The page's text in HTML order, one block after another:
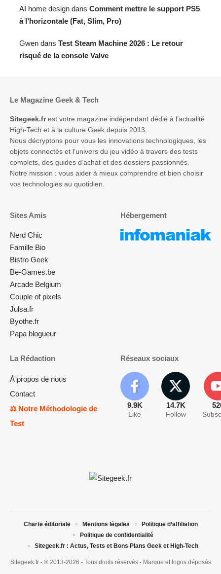
AI home design dans Comment mettre le support PS5
à l’horizontale (Fat, Slim, Pro)
Gwen dans Test Steam Machine 2026 : Le retour
risqué de la console Valve
Le Magazine Geek & Tech
Sitegeek.frest votre magazine indépendant dédié à l’actualité
High-Tech et à la culture Geek depuis 2013.
Nous décryptons pour vous les innovations technologiques, les
objets connectés et l’univers du jeu vidéo à travers des tests
complets, des guides d’achat et des dossiers passionnés.
Notre mission : vous aider à mieux comprendre et bien choisir
vos technologies au quotidien.
Sites Amis
Nerd Chic
Famille Bio
Bistro Geek
Be-Games.be
Arcade Belgium
Couple of pixels
Julsa.fr
Byothe.fr
Papa blogueur
Hébergement
La Rédaction
À propos de nous
Contact
⚖️ Notre Méthodologie de
Test
Réseaux sociaux
9.9K
Like
14.7K
Follow
Sitegeek.fr - ® 2013-2026 - Tous droits réservés - Marque et logos déposés
Charte éditoriale Mentions légales
Politique d’affiliation
Politique de confidentialité
Sitegeek.fr : Actus, Tests et Bons Plans Geek et High-Tech